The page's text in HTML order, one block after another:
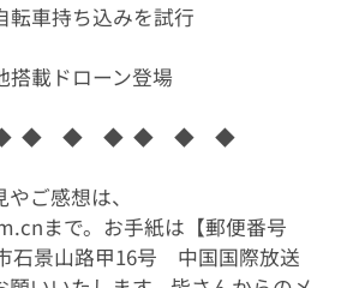
転車持ち込みを試行
搭載ドローン登場
◆ ◆ ◆ ◆ ◆ ◆
ご感想は、
まで。お手紙は【郵便番号
石景山路甲16号 中国国際放送